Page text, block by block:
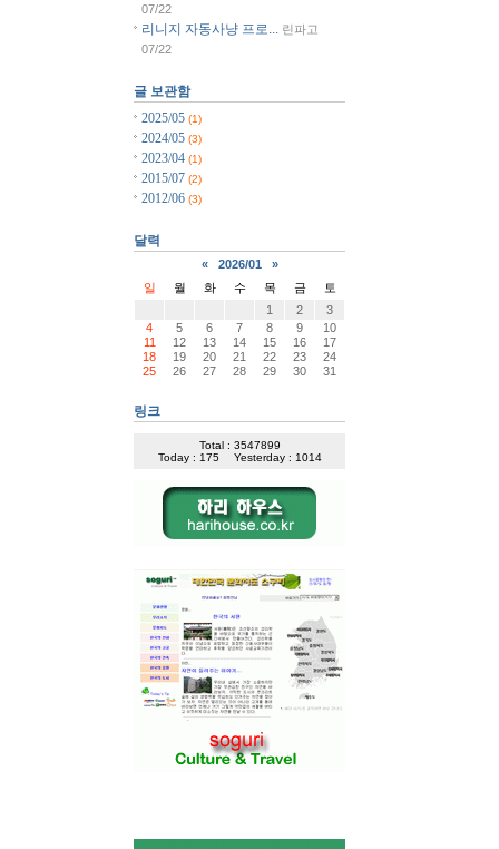
07/22
리니지 자동사냥 프로...
린파고
07/22
글 보관함
2025/05 (1)
2024/05 (3)
2023/04 (1)
2015/07 (2)
2012/06 (3)
달력
« 2026/01
»
일
월 화 수 목 금
토
1
2
3
4
5 6 7 8 9
10
11
12 13 14 15 16
17
18
19 20 21 22 23
24
25
26 27 28 29 30 31
링크
Total : 3547899
Today : 175
Yesterday : 1014